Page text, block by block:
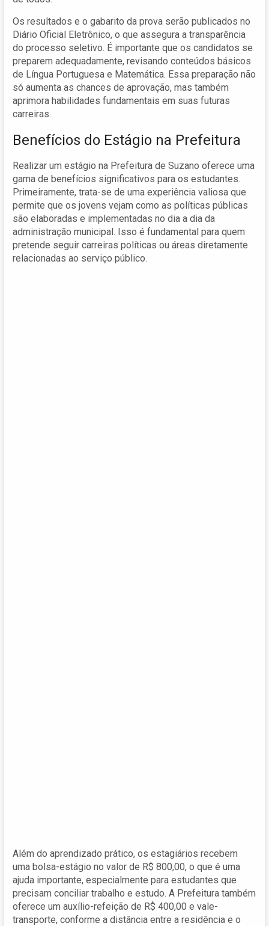
Os resultados e o gabarito da prova serão publicados no
Diário Oficial Eletrônico, o que assegura a transparência
do processo seletivo. É importante que os candidatos se
preparem adequadamente, revisando conteúdos básicos
de Língua Portuguesa e Matemática. Essa preparação não
só aumenta as chances de aprovação, mas também
aprimora habilidades fundamentais em suas futuras
carreiras.
Benefícios do Estágio na Prefeitura
Realizar um estágio na Prefeitura de Suzano oferece uma
gama de benefícios significativos para os estudantes.
Primeiramente, trata-se de uma experiência valiosa que
permite que os jovens vejam como as políticas públicas
são elaboradas e implementadas no dia a dia da
administração municipal. Isso é fundamental para quem
pretende seguir carreiras políticas ou áreas diretamente
relacionadas ao serviço público.
Além do aprendizado prático, os estagiários recebem
uma bolsa-estágio no valor de R$ 800,00, o que é uma
ajuda importante, especialmente para estudantes que
precisam conciliar trabalho e estudo. A Prefeitura também
oferece um auxílio-refeição de R$ 400,00 e vale-
transporte, conforme a distância entre a residência e o